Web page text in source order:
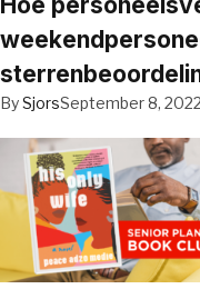
BySjorsSeptember 8, 2022